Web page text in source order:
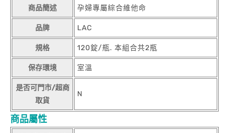
商品簡述 孕婦專屬綜合維他命
品牌 LAC
規格 120錠/瓶. 本組合共2瓶
保存環境 室溫
是否可門市/超商
取貨
N
商品屬性